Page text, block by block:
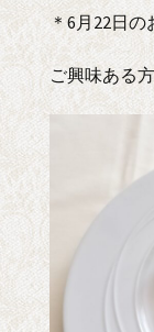
＊6月22日
ご興味ある